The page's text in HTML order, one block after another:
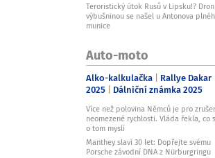
Teroristický útok Rusů v Lipsku!?
výbušninou se našel u Antonova
munice
Auto-moto
Alko-kalkulačka Rallye Dakar
2025 Dálniční známka 2025
Více než polovina Němců je pro
neomezené rychlosti. Vláda řekla, co
o tom myslí
Manthey slaví 30 let: Dopřejte svému
Porsche závodní DNA z Nürburgringu